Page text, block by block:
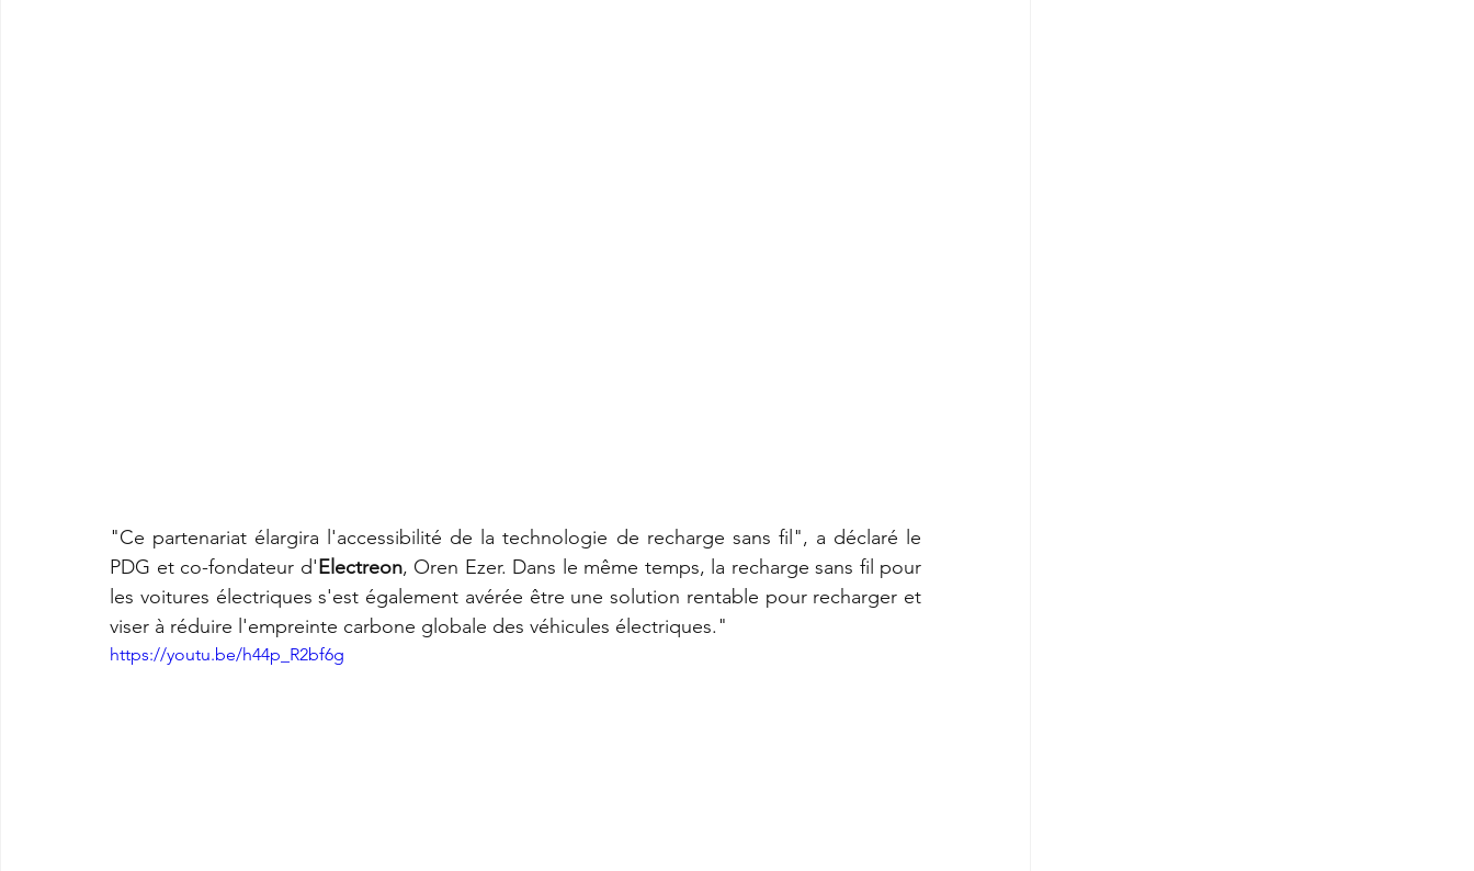
"Ce partenariat élargira l'accessibilité de la technologie de recharge sans fil", a déclaré le
PDG et co-fondateur d'Electreon, Oren Ezer. Dans le même temps, la recharge sans fil pour
les voitures électriques s'est également avérée être une solution rentable pour recharger et
viser à réduire l'empreinte carbone globale des véhicules électriques."
https://youtu.be/h44p_R2bf6g